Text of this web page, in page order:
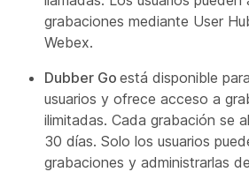
grabaciones mediante User
Webex.
Dubber Go está disponible
usuarios y ofrece acceso a
ilimitadas. Cada grabación se
30 días. Solo los usuarios
grabaciones y administrarlas